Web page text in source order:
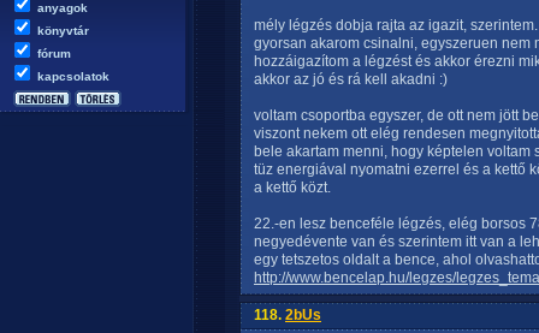
anyagok
könyvtár
fórum
kapcsolatok
mély légzés dobja rajta az igazit,
gyorsan akarom csinalni, egyszeruen nem
hozzáigazítom a légzést és akkor érezni
akkor az jó és rá kell akadni :)
voltam csoportba egyszer, de ott nem jött
viszont nekem ott elég rendesen
bele akartam menni, hogy képtelen
tüz energiával nyomatni ezerrel és a kettő
a kettő közt.
22.-en lesz benceféle légzés, elég borsos
negyedévente van és szerintem itt van a
egy tetszetos oldalt a bence, ahol
http://www.bencelap.hu/legzes/
118. 2bUs